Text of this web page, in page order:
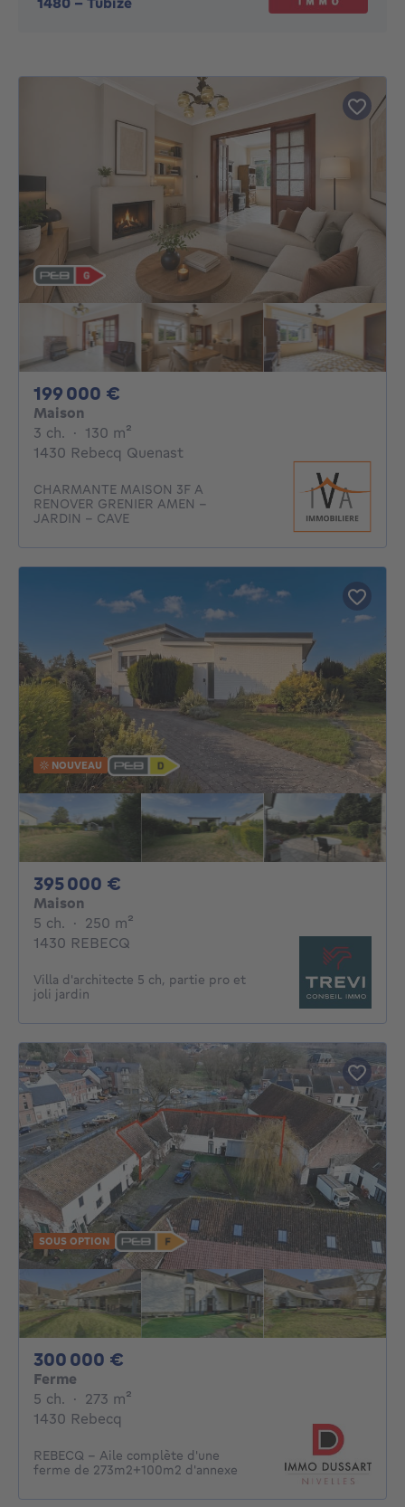
199 000 €
Maison
3 ch. 3 chambres
· 130 m²
1430 Rebecq Quenast
CHARMANTE MAISON 3F A
RENOVER GRENIER AMEN -
JARDIN - CAVE
NOUVEAU
395 000 €
Maison
5 ch. 5 chambres
· 250 m²
1430 REBECQ
Villa d'architecte 5 ch, partie pro et
joli jardin
SOUS OPTION
300 000 €
Ferme
5 ch. 5 chambres
· 273 m²
1430 Rebecq
REBECQ - Aile complète d'une
ferme de 273m2+100m2 d'annexe